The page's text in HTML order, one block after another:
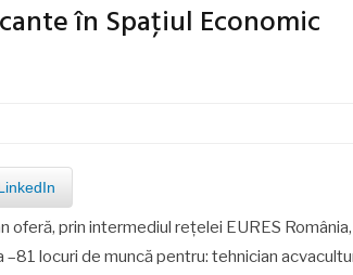
în Spaţiul Economic
oferă, prin intermediul reţelei EURES
locuri de muncă pentru: tehnician